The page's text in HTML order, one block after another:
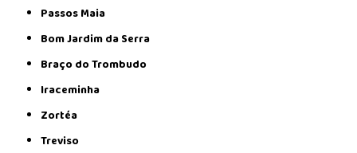
Passos Maia
Bom Jardim da Serra
Braço do Trombudo
Iraceminha
Zortéa
Treviso